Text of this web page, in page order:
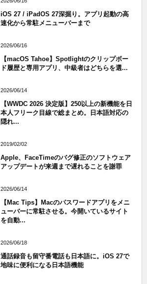
iOS 27 / iPadOS 27深掘り。アプリ起動の高
速化から常駐メニューバーまで
2026/06/16
【macOS Tahoe】Spotlightのクリップボー
ド履歴と専用アプリ、中級者はどちらを選...
2026/06/14
【WWDC 2026 決定版】250以上の新機能を日
本人フリーク目線で総まとめ。日本語対応の
隠れ...
2019/02/02
Apple、FaceTimeのバグ修正のソフトウェア
アップデートが来週まで遅れることを謝罪
2026/06/14
【Mac Tips】Macのパスワードアプリをメニ
ューバーに常駐させる。今開いているサイト
を自動...
2026/06/18
通話録音も留守番電話も日本語に。iOS 27で
地味に便利になる日本語機能